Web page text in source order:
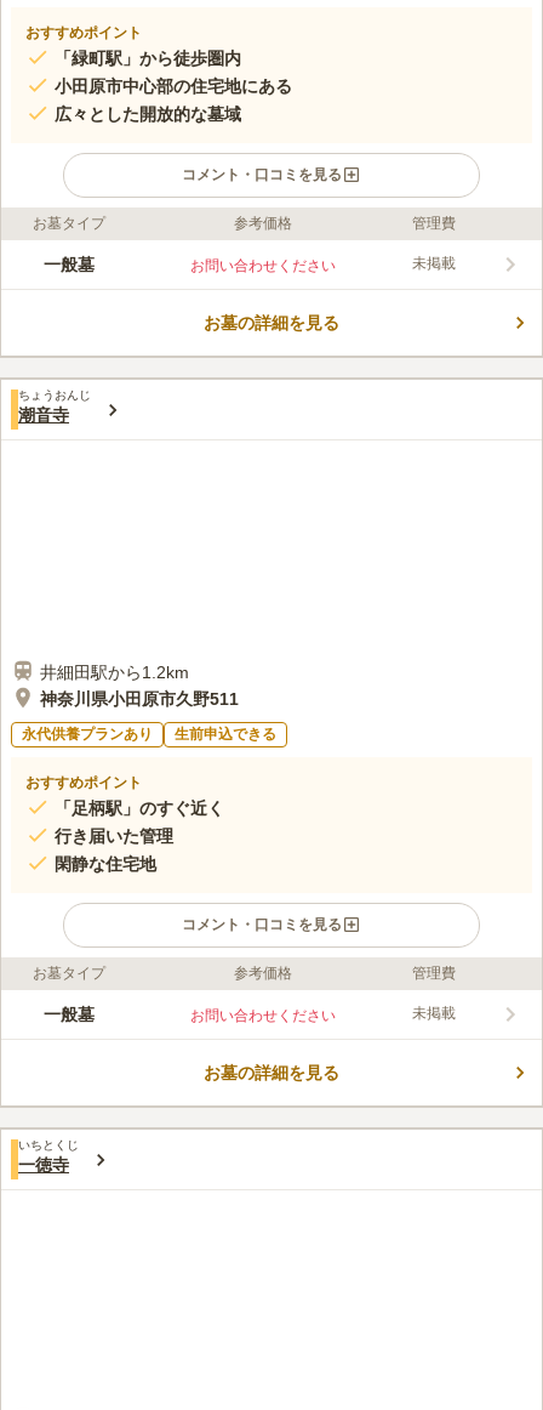
おすすめポイント
「緑町駅」から徒歩圏内
小田原市中心部の住宅地にある
広々とした開放的な墓域
コメント・口コミを見る
ライフドット編集部のコメント
願成寺は小田原市にある曹洞宗のお寺です。 閑静な住宅地に囲
困ることはありません。 最寄り駅の緑町駅は小田原駅から1駅な
口コミ評価
この霊園はまだ誰からも評価されていません。
お墓タイプ 参考価格 管理費
一般墓 お問い合わせください 未掲載
お墓の詳細を見る
ちょうおんじ
潮音寺
井細田駅から1.2km
神奈川県小田原市久野511
永代供養プランあり 生前申込できる
おすすめポイント
「足柄駅」のすぐ近く
行き届いた管理
閑静な住宅地
コメント・口コミを見る
ライフドット編集部のコメント
潮音寺は曹洞宗の寺院墓地です。 境内には商売繁盛や、金運上
て、お墓の存続に心配な方も相談することができます。 多目的
口コミ評価
この霊園はまだ誰からも評価されていません。
お墓タイプ 参考価格 管理費
一般墓 お問い合わせください 未掲載
お墓の詳細を見る
いちとくじ
一徳寺